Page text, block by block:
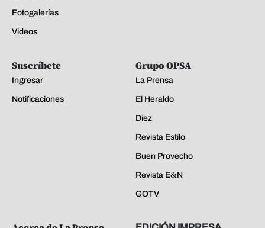
Fotogalerías
Videos
Suscríbete
Ingresar
Notificaciones
Grupo OPSA
La Prensa
El Heraldo
Diez
Revista Estilo
Buen Provecho
Revista E&N
GOTV